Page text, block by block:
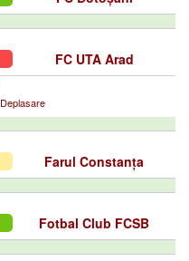
FC UTA Arad
Deplasare
Farul Constanța
Fotbal Club FCSB